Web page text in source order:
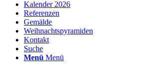
Kalender 2026
Referenzen
Gemälde
Weihnachtspyramiden
Kontakt
Suche
Menü Menü